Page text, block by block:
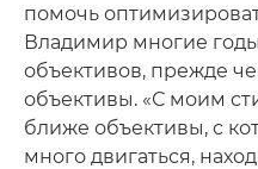
помочь
Владимир многие
объективов, прежде
объективы. «С моим
ближе объективы, с
много двигаться,